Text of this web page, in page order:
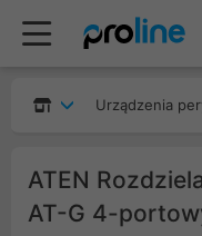
Urządzenia
ATEN
AT-G 4-